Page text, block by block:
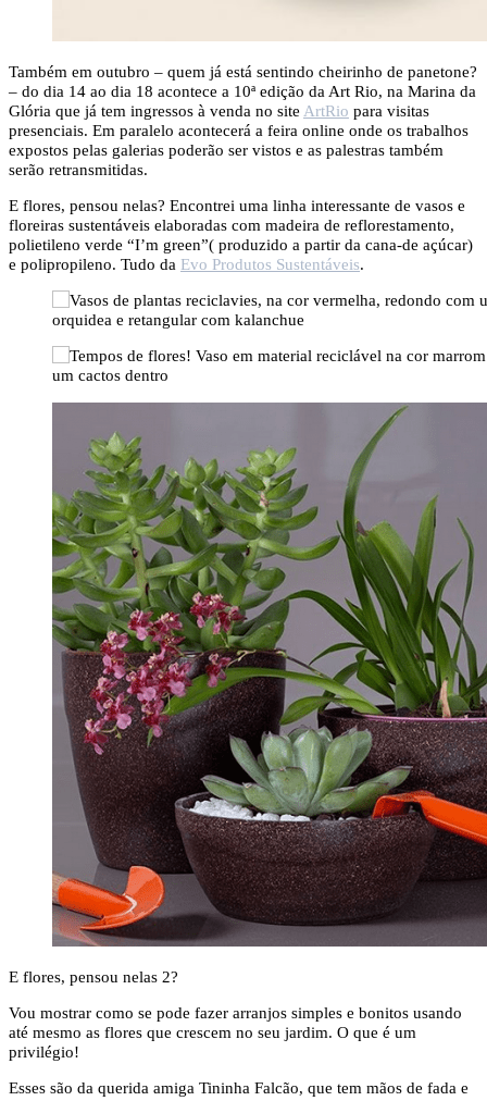
Também em outubro – quem já está sentindo cheirinho de panetone?
– do dia 14 ao dia 18 acontece a 10ª edição da Art Rio, na Marina da
Glória que já tem ingressos à venda no site ArtRio para visitas
presenciais. Em paralelo acontecerá a feira online onde os trabalhos
expostos pelas galerias poderão ser vistos e as palestras também
serão retransmitidas.
E flores, pensou nelas? Encontrei uma linha interessante de vasos e
floreiras sustentáveis elaboradas com madeira de reflorestamento,
polietileno verde “I’m green”( produzido a partir da cana-de açúcar)
e polipropileno. Tudo da Evo Produtos Sustentáveis.
E flores, pensou nelas 2?
Vou mostrar como se pode fazer arranjos simples e bonitos usando
até mesmo as flores que crescem no seu jardim. O que é um
privilégio!
Esses são da querida amiga Tininha Falcão, que tem mãos de fada e